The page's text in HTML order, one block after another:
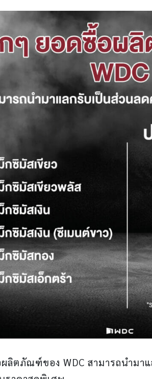
ลิตภัณฑ์ของ WDC สามารถนำมา